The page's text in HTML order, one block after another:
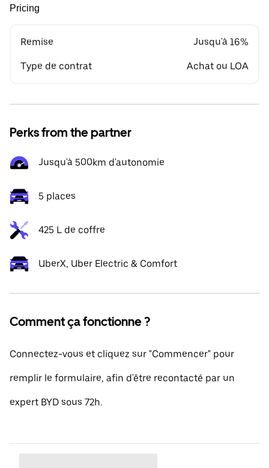
Pricing
Remise Jusqu'à 16%
Type de contrat Achat ou LOA
Perks from the partner
Jusqu'à 500km d'autonomie
5 places
425 L de coffre
UberX, Uber Electric & Comfort
Comment ça fonctionne ?
Connectez-vous et cliquez sur "Commencer" pour
remplir le formulaire, afin d'être recontacté par un
expert BYD sous 72h.